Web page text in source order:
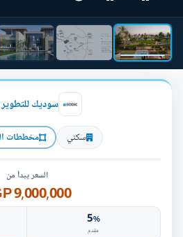
سوديك للتطوير
سكني مخططات
السعر يبدأ من
9,000,000 EGP
5%
مقدم